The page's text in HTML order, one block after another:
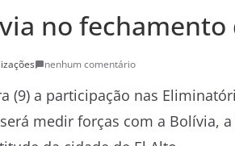
no
nenhum comentário
(9) a participação nas
medir forças com a Bolívia,